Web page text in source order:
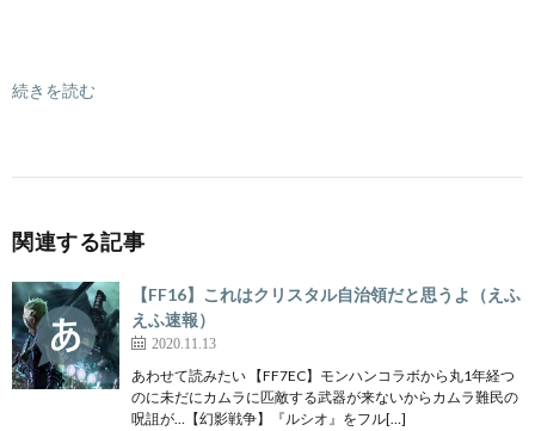
続きを読む
関連する記事
【FF16】これはクリスタル自治領だと思うよ（えふ
えふ速報）
2020.11.13
あわせて読みたい 【FF7EC】モンハンコラボから丸1年経つ
のに未だにカムラに匹敵する武器が来ないからカムラ難民の
呪詛が…【幻影戦争】『ルシオ』をフル[…]